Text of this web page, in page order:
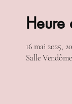
Heure
16 mai 2025,
Salle